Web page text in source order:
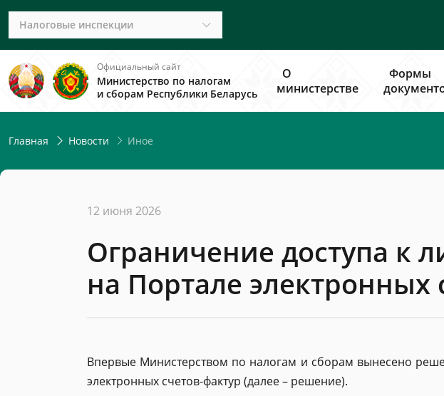
Налоговые инспекции
Официальный сайт
Министерство по налогам
и сборам Республики Беларусь
О
министерстве
Формы
Главная Новости Иное
12 июня 2026
Ограничение доступа к
на Портале электронных
Впервые Министерством по налогам и сборам вынесено
электронных счетов-фактур (далее – решение).